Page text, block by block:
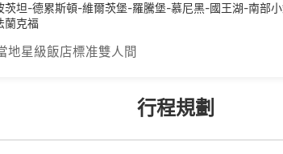
茨坦-德累斯頓-維爾茨堡-羅騰堡-慕尼黑-國王湖-南部
蘭克福
地星級飯店標准雙人間
行程規劃